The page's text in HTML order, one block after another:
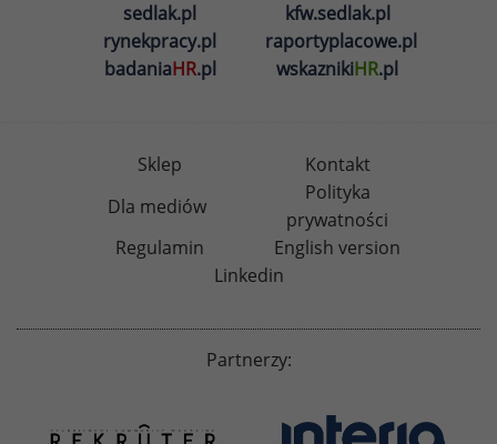
sedlak.pl
kfw.sedlak.pl
rynekpracy.pl
raportyplacowe.pl
badaniaHR.pl wskaznikiHR.pl
Sklep
Kontakt
Dla mediów
Polityka
prywatności
Regulamin
English version
Linkedin
Partnerzy: